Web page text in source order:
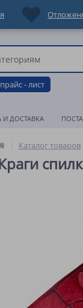
- лист
И ДОСТАВКА
Каталог товаров